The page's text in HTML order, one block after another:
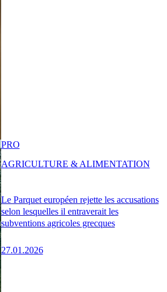
Le Parquet européen rejette les accusations
selon lesquelles il entraverait les
subventions agricoles grecques
27.01.2026
PRO
AGRICULTURE & ALIMENTATION